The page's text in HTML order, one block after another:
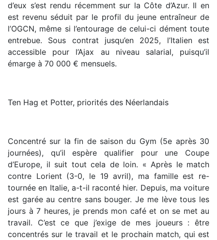
d’eux s’est rendu récemment sur la Côte d’Azur. Il en
est revenu séduit par le profil du jeune entraîneur de
l’OGCN, même si l’entourage de celui-ci dément toute
entrebue. Sous contrat jusqu’en 2025, l’Italien est
accessible pour l’Ajax au niveau salarial, puisqu’il
émarge à 70 000 € mensuels.
Ten Hag et Potter, priorités des Néerlandais
Concentré sur la fin de saison du Gym (5e après 30
journées), qu’il espère qualifier pour une Coupe
d’Europe, il suit tout cela de loin. « Après le match
contre Lorient (3-0, le 19 avril), ma famille est re-
tournée en Italie, a-t-il raconté hier. Depuis, ma voiture
est garée au centre sans bouger. Je me lève tous les
jours à 7 heures, je prends mon café et on se met au
travail. C’est ce que j’exige de mes joueurs : être
concentrés sur le travail et le prochain match, qui est